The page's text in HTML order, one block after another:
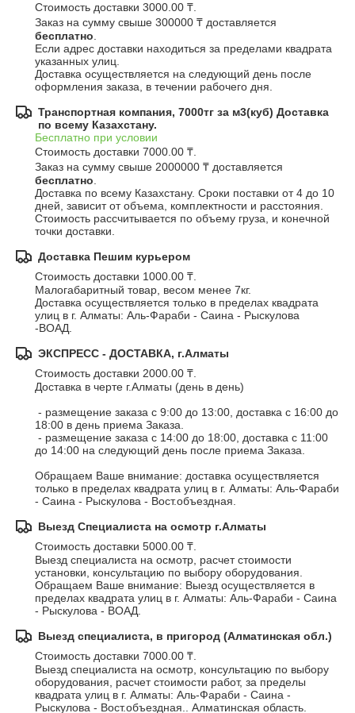
Стоимость доставки 3000.00 ₸.
бесплатно
Если адрес доставки находиться за пределами квадрата
указанных улиц.
Доставка осуществляется на следующий день после
оформления заказа, в течении рабочего дня.
Транспортная компания, 7000тг за м3(куб) Доставка
по всему Казахстану.
Бесплатно при условии
Стоимость доставки 7000.00 ₸.
бесплатно
Доставка по всему Казахстану. Сроки поставки от 4 до 10
дней, зависит от объема, комплектности и расстояния.
Стоимость рассчитывается по объему груза, и конечной
точки доставки.
Доставка Пешим курьером
Стоимость доставки 1000.00 ₸.
Малогабаритный товар, весом менее 7кг.
Доставка осуществляется только в пределах квадрата
улиц в г. Алматы: Аль-Фараби - Саина - Рыскулова
-ВОАД.
ЭКСПРЕСС - ДОСТАВКА, г.Алматы
Стоимость доставки 2000.00 ₸.
Доставка в черте г.Алматы (день в день)
18:00 в день приема Заказа.
до 14:00 на следующий день после приема Заказа.
Обращаем Ваше внимание: доставка осуществляется
только в пределах квадрата улиц в г. Алматы: Аль-Фараби
- Саина - Рыскулова - Вост.объездная.
Выезд Специалиста на осмотр г.Алматы
Стоимость доставки 5000.00 ₸.
Выезд специалиста на осмотр, расчет стоимости
установки, консультацию по выбору оборудования.
Обращаем Ваше внимание: Выезд осуществляется в
пределах квадрата улиц в г. Алматы: Аль-Фараби - Саина
- Рыскулова - ВОАД.
Выезд специалиста, в пригород (Алматинская обл.)
Стоимость доставки 7000.00 ₸.
Выезд специалиста на осмотр, консультацию по выбору
оборудования, расчет стоимости работ, за пределы
квадрата улиц в г. Алматы: Аль-Фараби - Саина -
Рыскулова - Вост.объездная.. Алматинская область.